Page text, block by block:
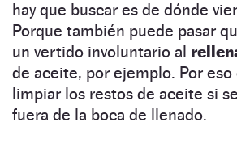
hay que buscar es de dónde
Porque también puede pasar
un vertido involuntario al
de aceite, por ejemplo. Por
limpiar los restos de aceite si
fuera de la boca de llenado.